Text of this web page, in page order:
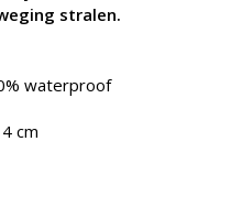
stralen.
waterproof
cm